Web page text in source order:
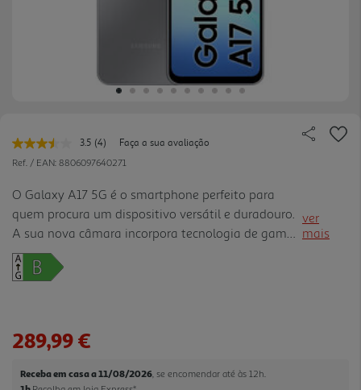
3.5 Leu
4
Link
para
a
mesma
página.
(4)
Faça a sua avaliação
Ref. / EAN: 8806097640271
O Galaxy A17 5G é o smartphone perfeito para
quem procura um dispositivo versátil e duradouro.
A sua nova câmara incorpora tecnologia de gama
superior para uma excelente experiência
fotográfica. Terá ao seu alcance um Assistente de
novo Galaxy A17 5G com um design elegante e
leve, mas também durável graças à sua proteção
ver
mais
289,99 €
Receba em casa a 11/08/2026 , se encomendar até às 12h.